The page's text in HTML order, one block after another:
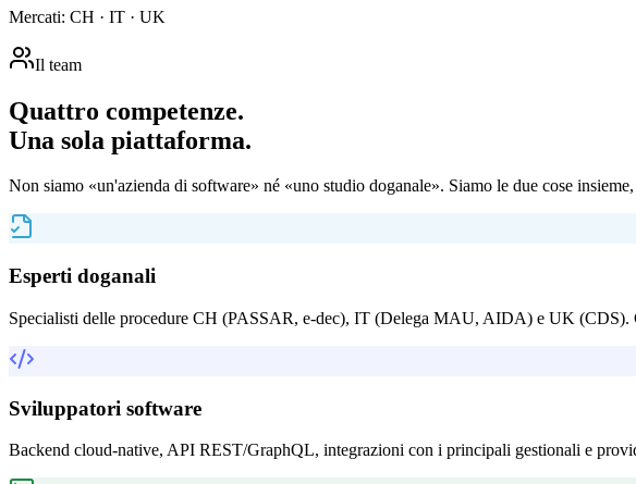
Mercati: CH · IT · UK
Il team
Quattro competenze.
Una sola piattaforma.
Non siamo «un'azienda di software» né «uno studio doganale». Siamo le due cose
Esperti doganali
Specialisti delle procedure CH (PASSAR, e-dec), IT (Delega MAU, AIDA) e UK
Sviluppatori software
Backend cloud-native, API REST/GraphQL, integrazioni con i principali gestionali e